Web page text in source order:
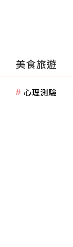
美食旅遊
心理測驗